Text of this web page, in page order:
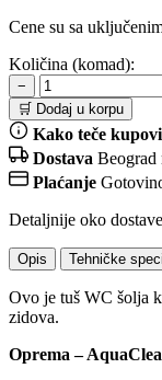
Cene su sa
Količina (komad):
−
🛒 Dodaj u korpu
Kako teče
Dostava Beograd
Plaćanje
Detaljnije oko
Opis Tehničke
Ovo je tuš WC šolja
zidova.
Oprema –